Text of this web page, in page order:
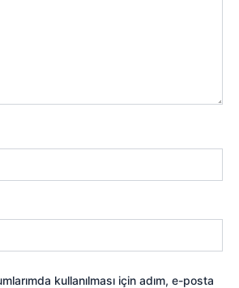
kullanılması için adım, e-posta